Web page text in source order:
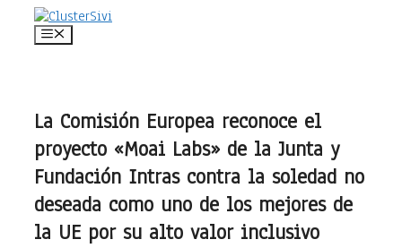
Saltar
Menú
La Comisión Europea reconoce el
proyecto «Moai Labs» de la Junta y
Fundación Intras contra la soledad no
deseada como uno de los mejores de
la UE por su alto valor inclusivo